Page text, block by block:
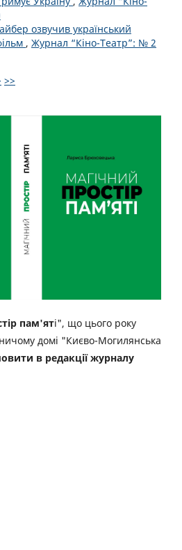
озвучив український
, Журнал “Кіно-Театр”: № 2
>>
пам'яті", що цього року
домі "Києво-Могилянська
в редакції журналу